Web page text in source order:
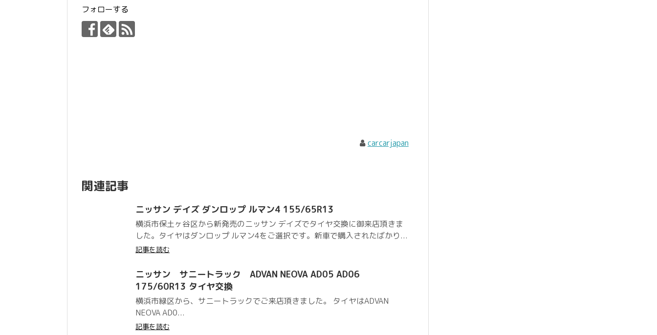
フォローする
carcarjapan
関連記事
ニッサン デイズ ダンロップ ルマン4 155/65R13
横浜市保土ヶ谷区から新発売のニッサン デイズでタイヤ交換に御来店頂きま
した。タイヤはダンロップ ルマン4をご選択です。新車で購入されたばかり...
記事を読む
ニッサン サニートラック ADVAN NEOVA AD05 AD06
175/60R13 タイヤ交換
横浜市緑区から、サニートラックでご来店頂きました。 タイヤはADVAN
NEOVA AD0...
記事を読む